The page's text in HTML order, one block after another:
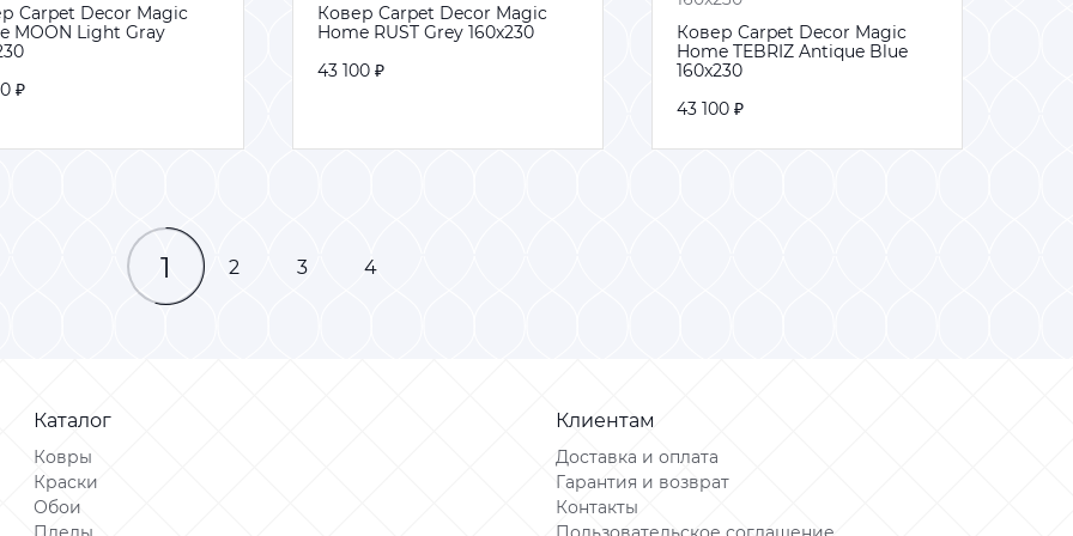
Carpet Decor Magic
MOON Light Gray
₽
Carpet Decor Magic
MOON Light Gray
₽
Ковер Carpet Decor Magic
Home RUST Grey 160x230
43 100 ₽
Ковер Carpet Decor Magic
Home RUST Grey 160x230
43 100 ₽
Ковер Carpet Decor Magic
Home TEBRIZ Antique Blue
160x230
43 100 ₽
Ковер Carpet Decor Magic
Home TEBRIZ Antique Blue
160x230
43 100 ₽
1 2 3 4
Каталог
Ковры
Краски
Обои
Клиентам
Доставка и оплата
Гарантия и возврат
Контакты